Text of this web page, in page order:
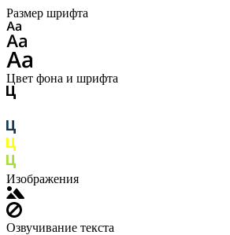
Размер шрифта
Цвет фона и шрифта
Изображения
Озвучивание текста